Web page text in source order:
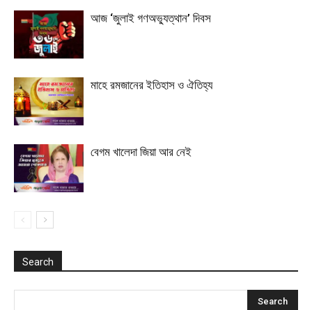
আজ ‘জুলাই গণঅভ্যুত্থান’ দিবস
মাহে রমজানের ইতিহাস ও ঐতিহ্য
বেগম খালেদা জিয়া আর নেই
Search